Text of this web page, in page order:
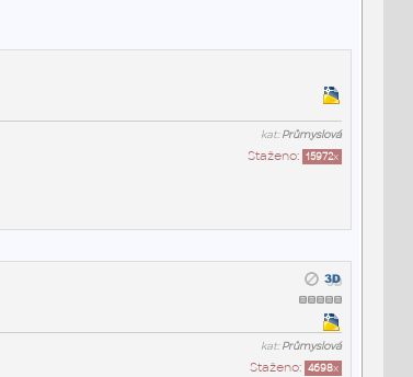
kat:Průmyslová
Staženo: 15972x
kat:Průmyslová
Staženo: 4698x